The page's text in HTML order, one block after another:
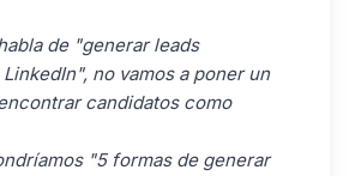
de "generar leads
no vamos a poner un
candidatos como
"5 formas de generar